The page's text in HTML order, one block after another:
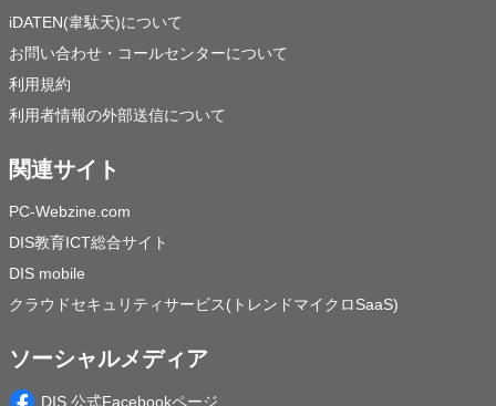
iDATEN(韋駄天)について
お問い合わせ・コールセンターについて
利用規約
利用者情報の外部送信について
関連サイト
PC-Webzine.com
DIS教育ICT総合サイト
DIS mobile
クラウドセキュリティサービス(トレンドマイクロSaaS)
ソーシャルメディア
DIS 公式Facebookページ